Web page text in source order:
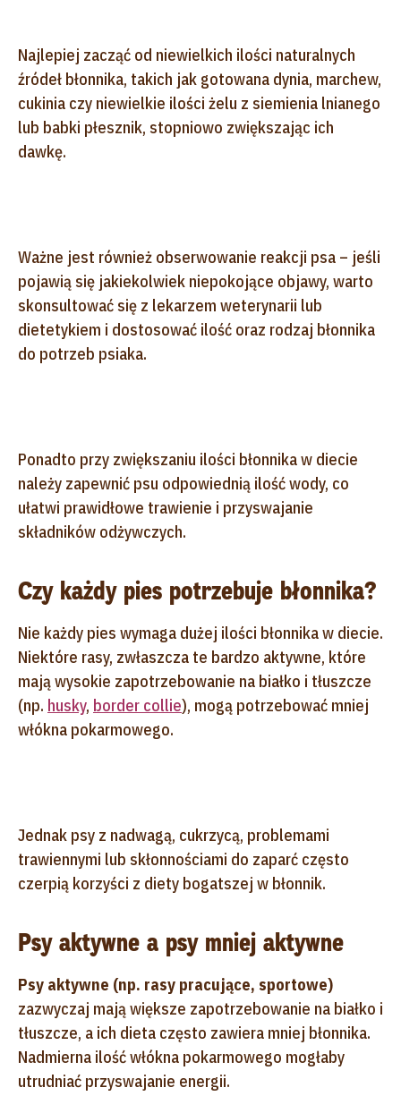
Najlepiej zacząć od niewielkich ilości naturalnych
źródeł błonnika, takich jak gotowana dynia, marchew,
cukinia czy niewielkie ilości żelu z siemienia lnianego
lub babki płesznik, stopniowo zwiększając ich
dawkę.
Ważne jest również obserwowanie reakcji psa – jeśli
pojawią się jakiekolwiek niepokojące objawy, warto
skonsultować się z lekarzem weterynarii lub
dietetykiem i dostosować ilość oraz rodzaj błonnika
do potrzeb psiaka.
Ponadto przy zwiększaniu ilości błonnika w diecie
należy zapewnić psu odpowiednią ilość wody, co
ułatwi prawidłowe trawienie i przyswajanie
składników odżywczych.
Czy każdy pies potrzebuje błonnika?
Nie każdy pies wymaga dużej ilości błonnika w diecie.
Niektóre rasy, zwłaszcza te bardzo aktywne, które
mają wysokie zapotrzebowanie na białko i tłuszcze
(np. husky, border collie), mogą potrzebować mniej
włókna pokarmowego.
Jednak psy z nadwagą, cukrzycą, problemami
trawiennymi lub skłonnościami do zaparć często
czerpią korzyści z diety bogatszej w błonnik.
Psy aktywne a psy mniej aktywne
Psy aktywne (np. rasy pracujące, sportowe)
zazwyczaj mają większe zapotrzebowanie na białko i
tłuszcze, a ich dieta często zawiera mniej błonnika.
Nadmierna ilość włókna pokarmowego mogłaby
utrudniać przyswajanie energii.